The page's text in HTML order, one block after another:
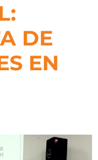
DE
EN